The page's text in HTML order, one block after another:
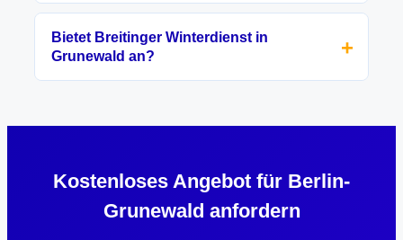
Bietet Breitinger Winterdienst in
Grunewald an?
Kostenloses Angebot für Berlin-
Grunewald anfordern